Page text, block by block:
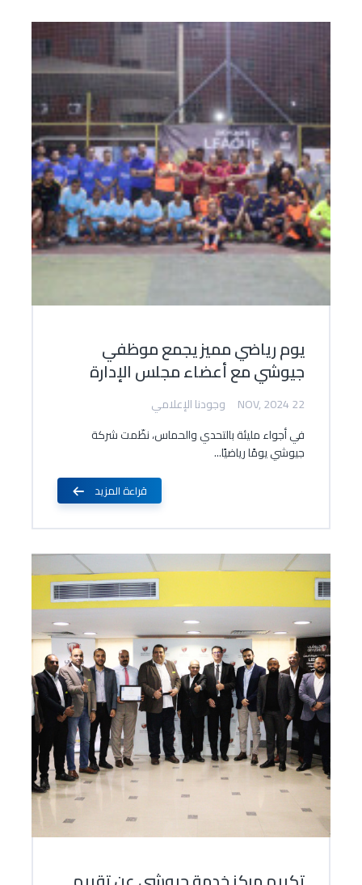
يوم رياضي مميز يجمع موظفي
جيوشي مع أعضاء مجلس الإدارة
22 NOV, 2024
وجودنا الإعلامي
في أجواء مليئة بالتحدي والحماس، نظّمت شركة
جيوشي يومًا رياضيًا...
قراءة المزيد